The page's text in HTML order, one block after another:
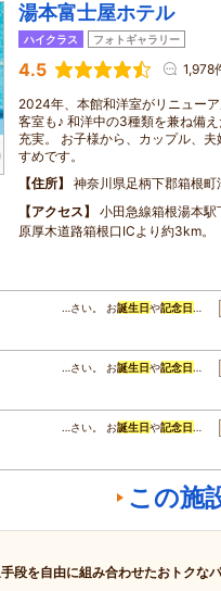
湯本富士屋ホテル
ハイクラス フォトギャラリー
4.5 1,978
2024年、本館和洋室がリニュー
客室も♪ 和洋中の3種類を兼ね備
充実。 お子様から、カップル、
すめです。
住所
神奈川県足柄下郡箱根
アクセス
小田急線箱根湯本
原厚木道路箱根口ICより約3km。
…さい。 お誕生日や記念日 …
…さい。 お誕生日や記念日 …
…さい。 お誕生日や記念日 …
この施
段を自由に組み合わせたおトクな